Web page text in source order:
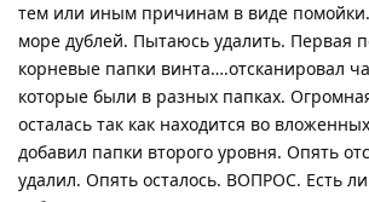
тем или иным причинам в виде помойки.
море дублей. Пытаюсь удалить. Первая
корневые папки винта….отсканировал
которые были в разных папках.
осталась так как находится во
добавил папки второго уровня. Опять
удалил. Опять осталось. ВОПРОС. Есть ли